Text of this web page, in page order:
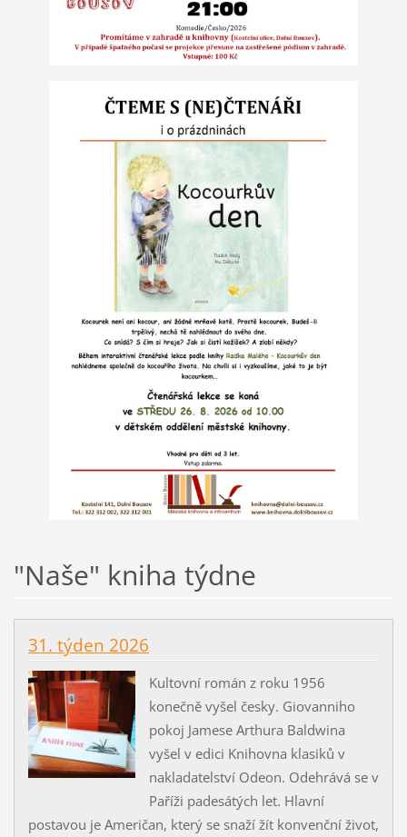
"Naše" kniha týdne
31. týden 2026
Kultovní román z roku 1956
konečně vyšel česky. Giovanniho
pokoj Jamese Arthura Baldwina
vyšel v edici Knihovna klasiků v
nakladatelství Odeon. Odehrává se v
Paříži padesátých let. Hlavní
postavou je Američan, který se snaží žít konvenční život,